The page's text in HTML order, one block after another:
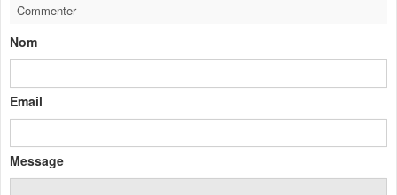
Commenter
Nom
Email
Message